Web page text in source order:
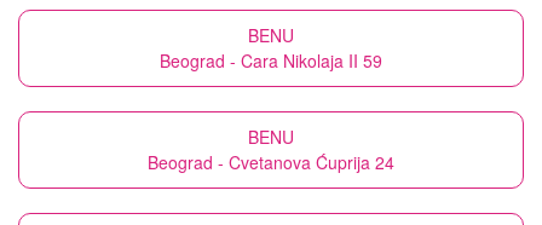
BENU
Beograd - Cara Nikolaja II 59
BENU
Beograd - Cvetanova Ćuprija 24